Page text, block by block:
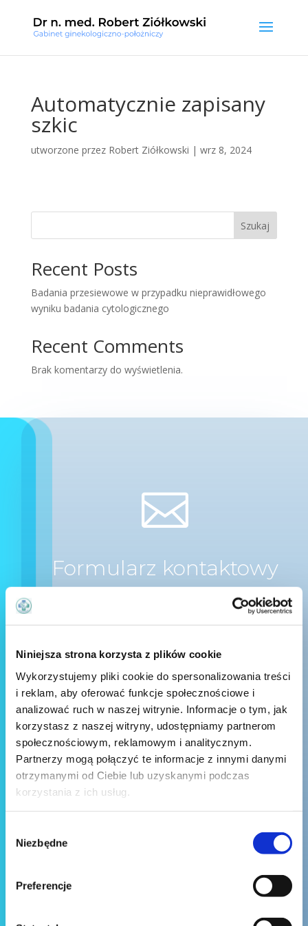
Niniejsza strona korzysta z plików cookie
Wykorzystujemy pliki cookie do spersonalizowania treści
i reklam, aby oferować funkcje społecznościowe i
analizować ruch w naszej witrynie. Informacje o tym, jak
korzystasz z naszej witryny, udostępniamy partnerom
społecznościowym, reklamowym i analitycznym.
Partnerzy mogą połączyć te informacje z innymi danymi
otrzymanymi od Ciebie lub uzyskanymi podczas
korzystania z ich usług.
zgody
Niezbędne
Preferencje
Automatycznie zapisany
szkic
utworzone przez Robert Ziółkowski | wrz 8, 2024
Szukaj
Recent Posts
Badania przesiewowe w przypadku nieprawidłowego
wyniku badania cytologicznego
Recent Comments
Brak komentarzy do wyświetlenia.

Formularz kontaktowy
Wyślij wiadomość